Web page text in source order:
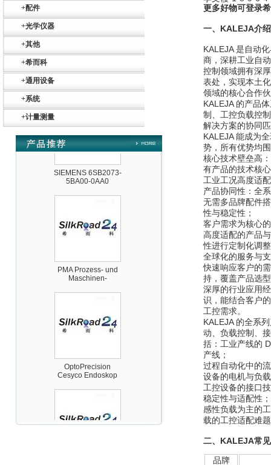
+配件
+光学仪器
+其他
+希而科
+通用设备
+系统
+计量测量
SIEMENS 6SB2073-
5BA00-0AA0
Maschinen-
Automation GmbH
Cesyco Endoskop
HTO 38 内窥镜
更多好物可登录
一、KALEJA介绍
KALEJA 是自动
商，深耕工业自
控制领域拥有深
表处，实现本土
领域的核心合作
KALEJA 的产品
制、工控负载控
解决方案的协同
KALEJA 能成为
势，所有优势均
核心技术壁垒高
有产品的技术核
工业工况高度适
产品协同性：全
无需多品牌配件
性与稳定性；
客户需求为核心
高度适配的产品
性进行定制化调
全球化的服务与
快速响应客户的
持，覆盖产品选
深厚的行业应用
识，能结合客户
工控需求。
KALEJA 的全系
动、负载控制、
括：工业产线的
产线；
过程自动化中的
设备的电机与负
工控设备的接口
稳定性与适配性；
感性负载为主的
载的工控适配难
二、KALEJA常
品牌